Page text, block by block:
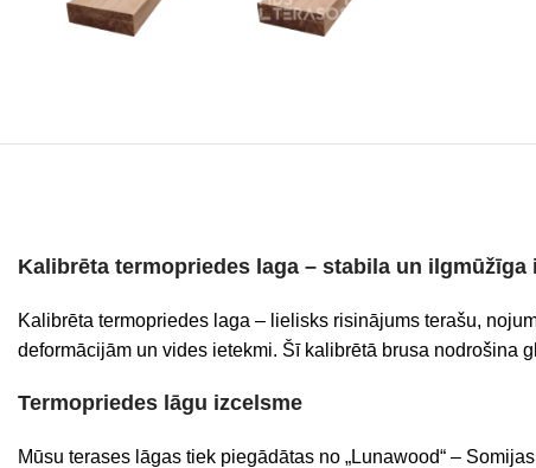
Kalibrēta termopriedes laga – stabila un ilgmūžīga
Kalibrēta termopriedes laga – lielisks risinājums terašu,
deformācijām un vides ietekmi. Šī kalibrētā brusa nodrošina
Termopriedes lāgu izcelsme
Mūsu terases lāgas tiek piegādātas no „Lunawood“ –